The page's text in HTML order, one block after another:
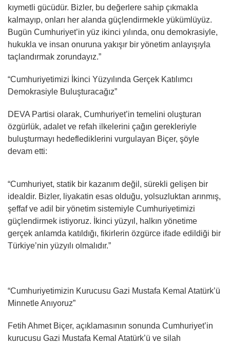
kıymetli gücüdür. Bizler, bu değerlere sahip çıkmakla
kalmayıp, onları her alanda güçlendirmekle yükümlüyüz.
Bugün Cumhuriyet’in yüz ikinci yılında, onu demokrasiyle,
hukukla ve insan onuruna yakışır bir yönetim anlayışıyla
taçlandırmak zorundayız.”
“Cumhuriyetimizi İkinci Yüzyılında Gerçek Katılımcı
Demokrasiyle Buluşturacağız”
DEVA Partisi olarak, Cumhuriyet’in temelini oluşturan
özgürlük, adalet ve refah ilkelerini çağın gerekleriyle
buluşturmayı hedeflediklerini vurgulayan Biçer, şöyle
devam etti:
“Cumhuriyet, statik bir kazanım değil, sürekli gelişen bir
idealdir. Bizler, liyakatin esas olduğu, yolsuzluktan arınmış,
şeffaf ve adil bir yönetim sistemiyle Cumhuriyetimizi
güçlendirmek istiyoruz. İkinci yüzyıl, halkın yönetime
gerçek anlamda katıldığı, fikirlerin özgürce ifade edildiği bir
Türkiye’nin yüzyılı olmalıdır.”
“Cumhuriyetimizin Kurucusu Gazi Mustafa Kemal Atatürk’ü
Minnetle Anıyoruz”
Fetih Ahmet Biçer, açıklamasının sonunda Cumhuriyet’in
kurucusu Gazi Mustafa Kemal Atatürk’ü ve silah